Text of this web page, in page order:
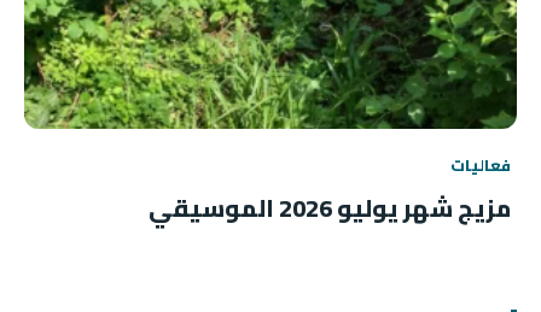
فعاليات
مزيج شهر يوليو 2026 الموسيقي